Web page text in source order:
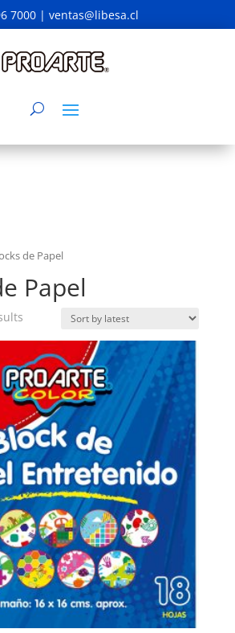
7000 | ventas@libesa.cl
de Papel
Papel